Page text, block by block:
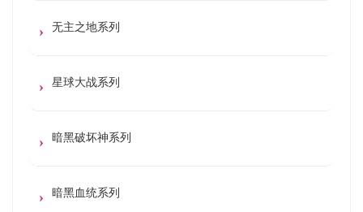
无主之地系列
星球大战系列
暗黑破坏神系列
暗黑血统系列